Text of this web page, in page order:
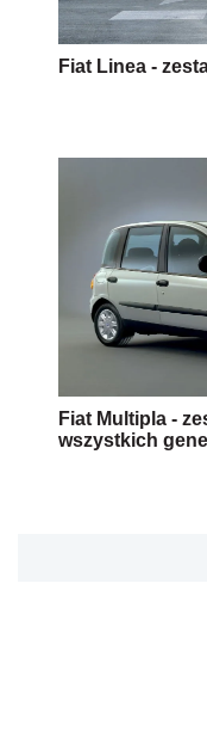
Fiat Linea -
Fiat Multipla -
wszystkich